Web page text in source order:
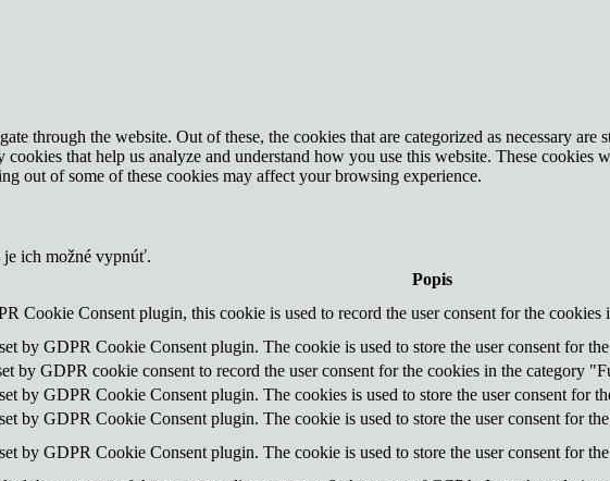
through the website. Out of these, the cookies that are categorized as necessary are
that help us analyze and understand how you use this website. These
out of some of these cookies may affect your browsing experience.
je ich možné vypnúť.
Popis
Cookie Consent plugin, this cookie is used to record the user consent for the
by GDPR Cookie Consent plugin. The cookie is used to store the user consent for
by GDPR cookie consent to record the user consent for the cookies in the category
by GDPR Cookie Consent plugin. The cookies is used to store the user consent for
by GDPR Cookie Consent plugin. The cookie is used to store the user consent for
by GDPR Cookie Consent plugin. The cookie is used to store the user consent for